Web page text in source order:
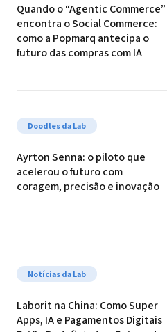
Quando o “Agentic Commerce”
encontra o Social Commerce:
como a Popmarq antecipa o
futuro das compras com IA
Doodles da Lab
Ayrton Senna: o piloto que
acelerou o futuro com
coragem, precisão e inovação
Notícias da Lab
Laborit na China: Como Super
Apps, IA e Pagamentos Digitais